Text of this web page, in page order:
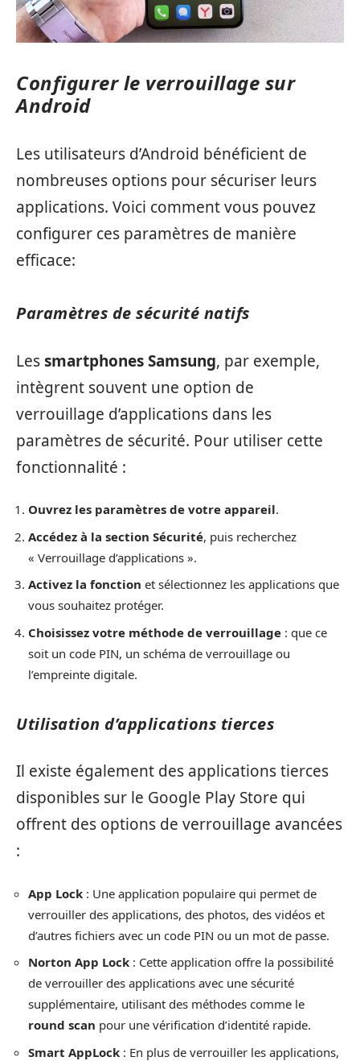
Configurer le verrouillage sur
Android
Les utilisateurs d’Android bénéficient de
nombreuses options pour sécuriser leurs
applications. Voici comment vous pouvez
configurer ces paramètres de manière
efficace:
Paramètres de sécurité natifs
Lessmartphones Samsung, par exemple,
intègrent souvent une option de
verrouillage d’applications dans les
paramètres de sécurité. Pour utiliser cette
fonctionnalité :
Ouvrez les paramètres de votre appareil.
Accédez à la section Sécurité, puis recherchez
« Verrouillage d’applications ».
Activez la fonction et sélectionnez les applications que
vous souhaitez protéger.
Choisissez votre méthode de verrouillage : que ce
soit un code PIN, un schéma de verrouillage ou
l’empreinte digitale.
Utilisation d’applications tierces
Il existe également des applications tierces
disponibles sur le Google Play Store qui
offrent des options de verrouillage avancées
:
App Lock : Une application populaire qui permet de
verrouiller des applications, des photos, des vidéos et
d’autres fichiers avec un code PIN ou un mot de passe.
Norton App Lock : Cette application offre la possibilité
de verrouiller des applications avec une sécurité
supplémentaire, utilisant des méthodes comme le
round scan pour une vérification d’identité rapide.
Smart AppLock : En plus de verrouiller les applications,